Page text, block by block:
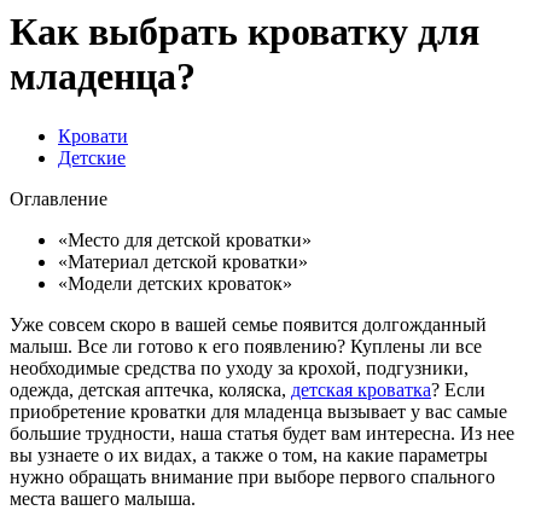
Как выбрать кроватку для
младенца?
Кровати
Детские
Оглавление
«Место для детской кроватки»
«Материал детской кроватки»
«Модели детских кроваток»
Уже совсем скоро в вашей семье появится долгожданный
малыш. Все ли готово к его появлению? Куплены ли все
необходимые средства по уходу за крохой, подгузники,
одежда, детская аптечка, коляска, детская кроватка? Если
приобретение кроватки для младенца вызывает у вас самые
большие трудности, наша статья будет вам интересна. Из нее
вы узнаете о их видах, а также о том, на какие параметры
нужно обращать внимание при выборе первого спального
места вашего малыша.